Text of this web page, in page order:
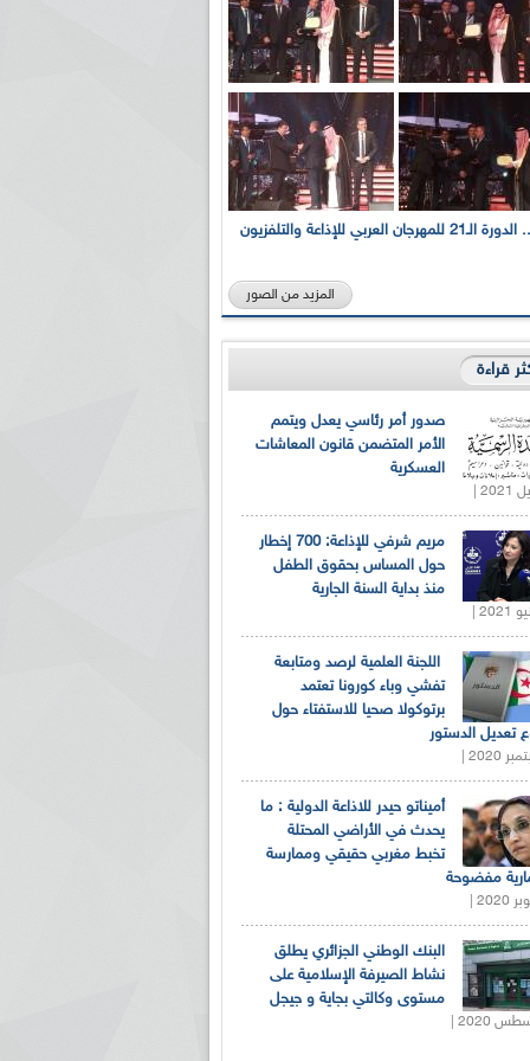
بالصور... الدورة الـ21 للمهرجان العربي للإذاعة والتلفزيون
المزيد من الصور
قراءة
صدور أمر رئاسي يعدل ويتمم
الأمر المتضمن قانون المعاشات
العسكرية
مريم شرفي للإذاعة: 700 إخطار
حول المساس بحقوق الطفل
منذ بداية السنة الجارية
اللجنة العلمية لرصد ومتابعة
تفشي وباء كورونا تعتمد
برتوكولا صحيا للاستفتاء حول
تعديل الدستور
أميناتو حيدر للاذاعة الدولية : ما
يحدث في الأراضي المحتلة
تخبط مغربي حقيقي وممارسة
مفضوحة
البنك الوطني الجزائري يطلق
نشاط الصيرفة الإسلامية على
مستوى وكالتي بجاية و جيجل